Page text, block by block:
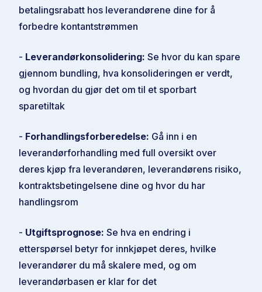
betalingsrabatt hos leverandørene dine for å
forbedre kontantstrømmen
- Leverandørkonsolidering: Se hvor du kan spare
gjennom bundling, hva konsolideringen er verdt,
og hvordan du gjør det om til et sporbart
sparetiltak
- Forhandlingsforberedelse: Gå inn i en
leverandørforhandling med full oversikt over
deres kjøp fra leverandøren, leverandørens risiko,
kontraktsbetingelsene dine og hvor du har
handlingsrom
- Utgiftsprognose: Se hva en endring i
etterspørsel betyr for innkjøpet deres, hvilke
leverandører du må skalere med, og om
leverandørbasen er klar for det